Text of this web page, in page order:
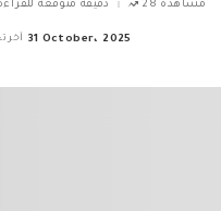
15 دقيقة متوقعة 28 مشاهدة
آخر 31 October، 2025